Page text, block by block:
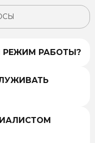
РЕЖИМ РАБОТЫ?